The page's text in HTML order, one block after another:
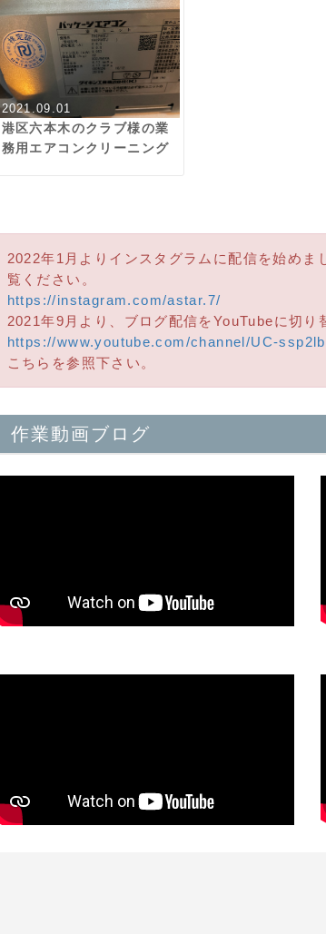
2021.09.01
港区六本木のクラブ様の業
務用エアコンクリーニング
2022年1月よりインスタグラムに配信を始め
覧ください。
https://instagram.com/astar.7/
2021年9月より、ブログ配信をYouTubeに切
https://www.youtube.com/channel/UC-
こちらを参照下さい。
作業動画ブログ